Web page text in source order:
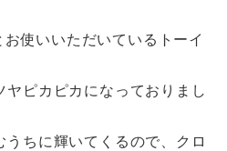
使いいただいているトーイ
ヤピカピカになっておりまし
ちに輝いてくるので、クロ